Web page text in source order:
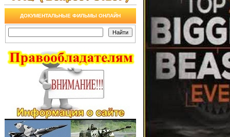
ДОКУМЕНТАЛЬНЫЕ ФИЛЬМЫ ОНЛАЙН